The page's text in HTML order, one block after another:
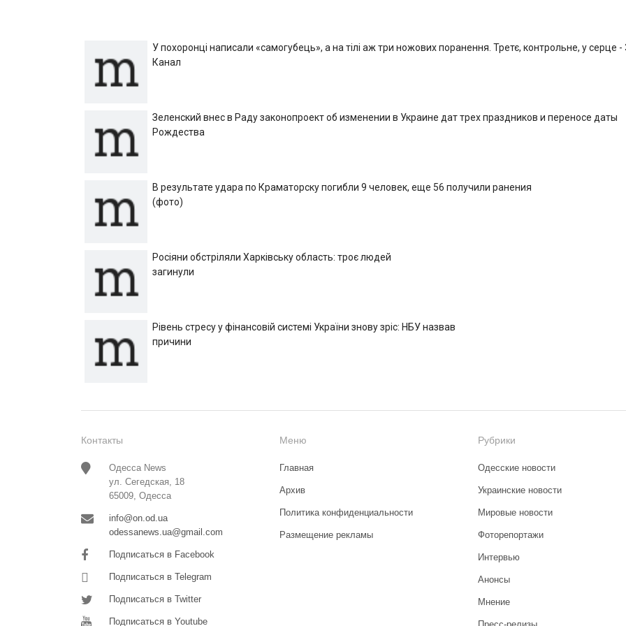
У похоронці написали «самогубець», а на тілі аж три ножових поранення. Третє, контрольне, у серце -
Канал
Зеленский внес в Раду законопроект об изменении в Украине дат трех праздников и переносе даты
Рождества
В результате удара по Краматорску погибли 9 человек, еще 56 получили ранения
(фото)
Росіяни обстріляли Харківську область: троє людей
загинули
Рівень стресу у фінансовій системі України знову зріс: НБУ назвав
причини
Контакты
Одесса News
ул. Сегедская, 18
65009, Одесса
info@on.od.ua
odessanews.ua@gmail.com
Подписаться в Facebook
Подписаться в Telegram
Подписаться в Twitter
Подписаться в Youtube
Меню
Главная
Архив
Политика конфиденциальности
Размещение рекламы
Рубрики
Одесские новости
Украинские новости
Мировые новости
Фоторепортажи
Интервью
Анонсы
Мнение